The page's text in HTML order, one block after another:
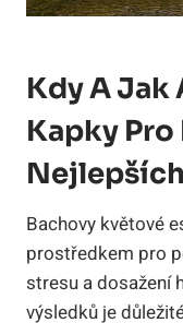
Kdy A
Kapky Pro
Bachovy květové
prostředkem pro
stresu a dosažení
výsledků je